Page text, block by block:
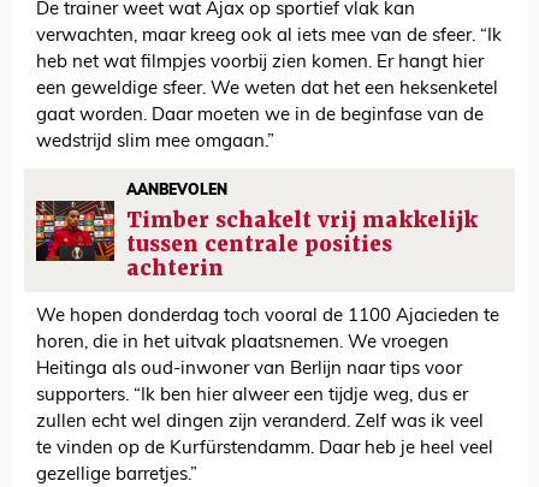
De trainer weet wat Ajax op sportief vlak kan
verwachten, maar kreeg ook al iets mee van de sfeer. “Ik
heb net wat filmpjes voorbij zien komen. Er hangt hier
een geweldige sfeer. We weten dat het een heksenketel
gaat worden. Daar moeten we in de beginfase van de
wedstrijd slim mee omgaan.”
AANBEVOLEN
Timber schakelt vrij makkelijk
tussen centrale posities
achterin
We hopen donderdag toch vooral de 1100 Ajacieden te
horen, die in het uitvak plaatsnemen. We vroegen
Heitinga als oud-inwoner van Berlijn naar tips voor
supporters. “Ik ben hier alweer een tijdje weg, dus er
zullen echt wel dingen zijn veranderd. Zelf was ik veel
te vinden op de Kurfürstendamm. Daar heb je heel veel
gezellige barretjes.”